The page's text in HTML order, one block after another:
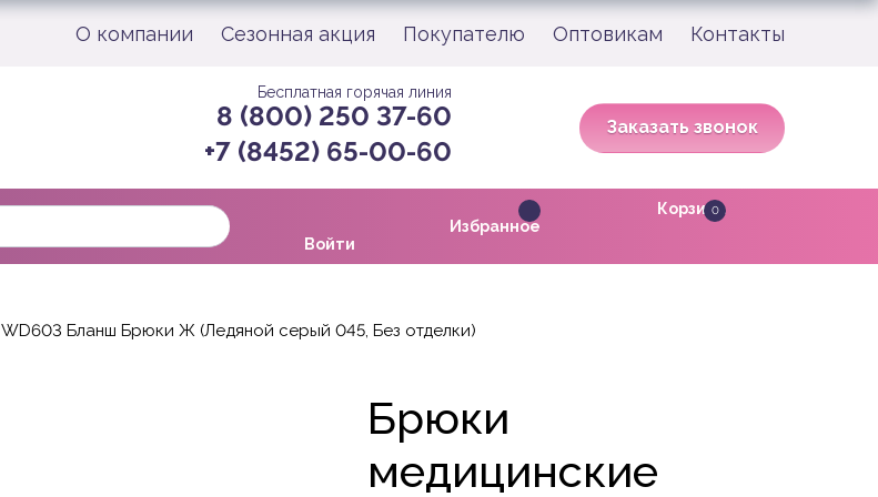
О компании Сезонная акция Покупателю Оптовикам Контакты
Бесплатная горячая линия
8 (800) 250 37-60
+7 (8452) 65-00-60
Заказать звонок
Войти
Избранное
0
Корзина
WD603 Бланш Брюки Ж (Ледяной серый 045, Без отделки)
Брюки
медицинские